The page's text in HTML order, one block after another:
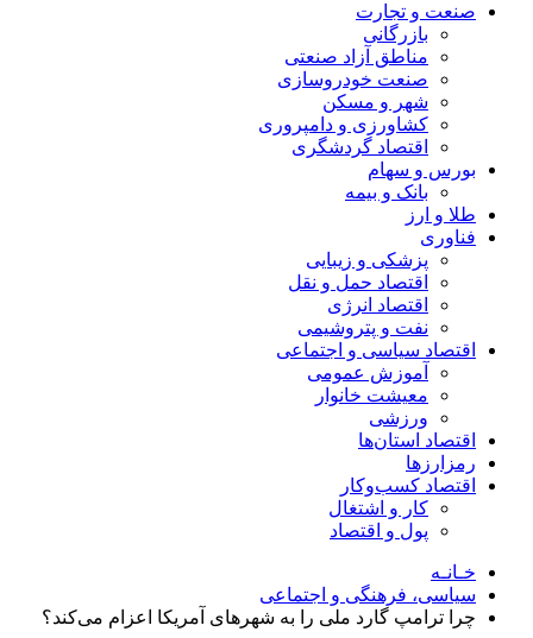
صنعت و تجارت
بازرگانی
مناطق آزاد صنعتی
صنعت خودروسازی
شهر و مسکن
کشاورزی و دامپروری
اقتصاد گردشگری
بورس و سهام
بانک و بیمه
طلا و ارز
فناوری
پزشکی و زیبایی
اقتصاد حمل و نقل
اقتصاد انرژی
نفت و پتروشیمی
اقتصاد سیاسی و اجتماعی
آموزش عمومی
معیشت خانوار
ورزشی
اقتصاد استان‌ها
رمزارزها
اقتصاد کسب‌و‌کار
کار و اشتغال
پول و اقتصاد
خـانـه
سیاسی، فرهنگی و اجتماعی
چرا ترامپ گارد ملی را به شهر‌های آمریکا اعزام می‌کند؟